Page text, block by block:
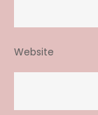
Website